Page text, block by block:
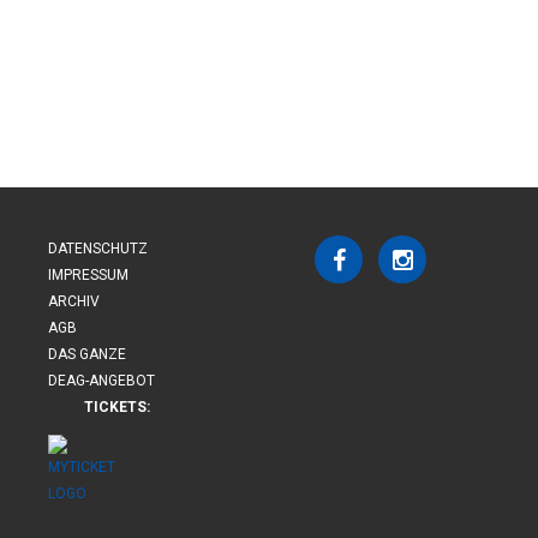
DATENSCHUTZ
IMPRESSUM
ARCHIV
AGB
DAS GANZE
DEAG-ANGEBOT
TICKETS: